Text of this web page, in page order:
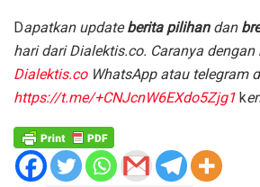
Dapatkan updateberita pilihan dan
hari dari Dialektis.co. Caranya dengan
Dialektis.co WhatsApp atau telegram
https://t.me/+CNJcnW6EXdo5Zjg1 k